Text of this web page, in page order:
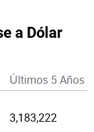
a Dólar
Últimos 5 Años
3,183,222